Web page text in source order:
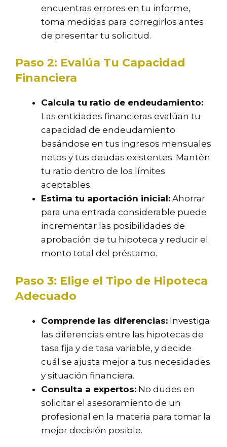
encuentras errores en tu informe,
toma medidas para corregirlos antes
de presentar tu solicitud.
Paso 2: Evalúa Tu Capacidad
Financiera
Calcula tu ratio de endeudamiento:
Las entidades financieras evalúan tu
capacidad de endeudamiento
basándose en tus ingresos mensuales
netos y tus deudas existentes. Mantén
tu ratio dentro de los límites
aceptables.
Estima tu aportación inicial: Ahorrar
para una entrada considerable puede
incrementar las posibilidades de
aprobación de tu hipoteca y reducir el
monto total del préstamo.
Paso 3: Elige el Tipo de Hipoteca
Adecuado
Comprende las diferencias: Investiga
las diferencias entre las hipotecas de
tasa fija y de tasa variable, y decide
cuál se ajusta mejor a tus necesidades
y situación financiera.
Consulta a expertos: No dudes en
solicitar el asesoramiento de un
profesional en la materia para tomar la
mejor decisión posible.